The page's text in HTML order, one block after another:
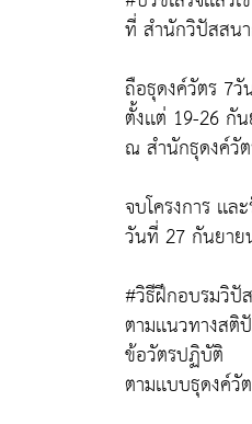
ที่ สำนักวิปัสสน
ถือธุดงค์วัตร 7วั
ตั้งเเต่ 19-26 กั
ณ สำนักธุดงค์วั
จบโครงการ เเ
วันที่ 27 กันยาย
#วิธีฝึกอบรมวิปั
ตามเเนวทางส
ข้อวัตรปฏิบัติ
ตามเเบบธุดงค์